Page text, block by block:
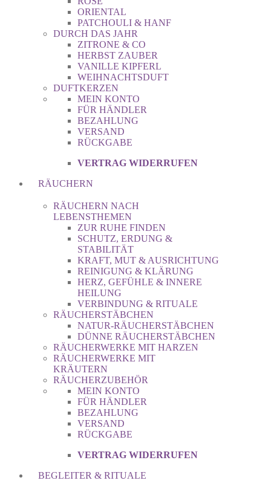
ORIENTAL
PATCHOULI & HANF
DURCH DAS JAHR
ZITRONE & CO
HERBST ZAUBER
VANILLE KIPFERL
WEIHNACHTSDUFT
DUFTKERZEN
MEIN KONTO
FÜR HÄNDLER
BEZAHLUNG
VERSAND
RÜCKGABE
VERTRAG WIDERRUFEN
RÄUCHERN
RÄUCHERN NACH
LEBENSTHEMEN
ZUR RUHE FINDEN
SCHUTZ, ERDUNG &
STABILITÄT
KRAFT, MUT & AUSRICHTUNG
REINIGUNG & KLÄRUNG
HERZ, GEFÜHLE & INNERE
HEILUNG
VERBINDUNG & RITUALE
RÄUCHERSTÄBCHEN
NATUR-RÄUCHERSTÄBCHEN
DÜNNE RÄUCHERSTÄBCHEN
RÄUCHERWERKE MIT HARZEN
RÄUCHERWERKE MIT
KRÄUTERN
RÄUCHERZUBEHÖR
MEIN KONTO
FÜR HÄNDLER
BEZAHLUNG
VERSAND
RÜCKGABE
VERTRAG WIDERRUFEN
BEGLEITER & RITUALE